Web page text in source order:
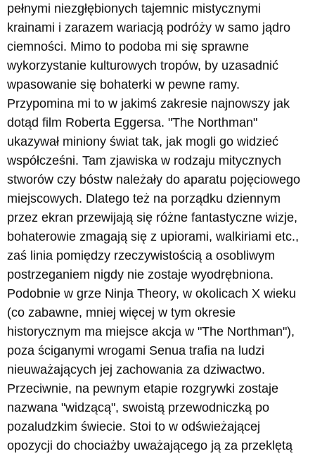
pełnymi niezgłębionych tajemnic mistycznymi
krainami i zarazem wariacją podróży w samo jądro
ciemności. Mimo to podoba mi się sprawne
wykorzystanie kulturowych tropów, by uzasadnić
wpasowanie się bohaterki w pewne ramy.
Przypomina mi to w jakimś zakresie najnowszy jak
dotąd film Roberta Eggersa. "The Northman"
ukazywał miniony świat tak, jak mogli go widzieć
współcześni. Tam zjawiska w rodzaju mitycznych
stworów czy bóstw należały do aparatu pojęciowego
miejscowych. Dlatego też na porządku dziennym
przez ekran przewijają się różne fantastyczne wizje,
bohaterowie zmagają się z upiorami, walkiriami etc.,
zaś linia pomiędzy rzeczywistością a osobliwym
postrzeganiem nigdy nie zostaje wyodrębniona.
Podobnie w grze Ninja Theory, w okolicach X wieku
(co zabawne, mniej więcej w tym okresie
historycznym ma miejsce akcja w "The Northman"),
poza ściganymi wrogami Senua trafia na ludzi
nieuważających jej zachowania za dziwactwo.
Przeciwnie, na pewnym etapie rozgrywki zostaje
nazwana "widzącą", swoistą przewodniczką po
pozaludzkim świecie. Stoi to w odświeżającej
opozycji do chociażby uważającego ją za przeklętą